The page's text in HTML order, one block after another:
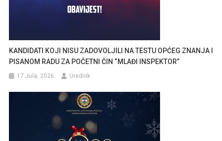
KANDIDATI KOJI NISU ZADOVOLJILI NA TESTU OPĆEG ZNANJA I
PISANOM RADU ZA POČETNI ČIN “MLAĐI INSPEKTOR”
17 Jula, 2026 Urednik